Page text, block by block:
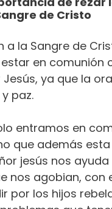
de Cristo
a la Sangre de
en comunión
ya que la
paz.
entramos en
que además
jesús nos ayuda
nos agobian, con
por los hijos